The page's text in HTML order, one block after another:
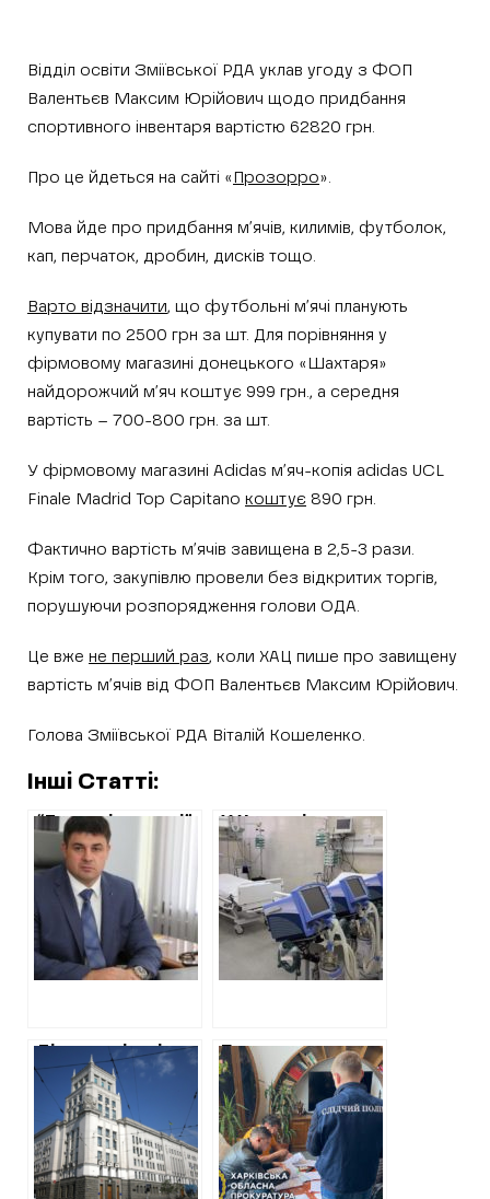
Відділ освіти Зміївської РДА уклав угоду з ФОП
Валентьєв Максим Юрійович щодо придбання
спортивного інвентаря вартістю 62820 грн.
Про це йдеться на сайті « Прозорро».
Мова йде про придбання м’ячів, килимів, футболок,
кап, перчаток, дробин, дисків тощо.
Варто відзначити, що футбольні м’ячі планують
купувати по 2500 грн за шт. Для порівняння у
фірмовому магазині донецького «Шахтаря»
найдорожчий м’яч коштує 999 грн., а середня
вартість – 700-800 грн. за шт.
У фірмовому магазині Adidas м’яч-копія adidas UCL
Finale Madrid Top Capitano коштує 890 грн.
Фактично вартість м’ячів завищена в 2,5-3 рази.
Крім того, закупівлю провели без відкритих торгів,
порушуючи розпорядження голови ОДА.
Це вже не перший раз, коли ХАЦ пише про завищену
вартість м’ячів від ФОП Валентьєв Максим Юрійович.
Голова Зміївської РДА Віталій Кошеленко.
Інші Статті:
“Теплові мережі”
відкинули більш
дешевшу
пропозицію
заради фірми з
оточення
Скопенка
У Харкові
закупили чотири
апарати штучної
вентиляції легенів
на 10 мільйонів
Діджиталізація
по-харківські: на
підтримку
“Єдиного
кабінету
харків’янина”
витратять понад
Прокуратура:
Депутат
міськради від
ОПЗЖ заволодів
мільйонами на
будівництві ФОКу